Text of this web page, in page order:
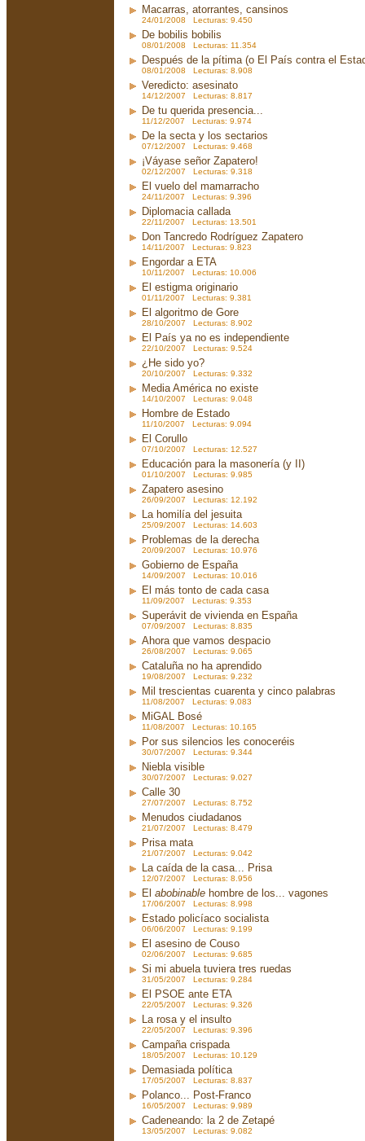
Macarras, atorrantes, cansinos
24/01/2008 Lecturas: 9.450
De bobilis bobilis
08/01/2008 Lecturas: 11.354
Después de la pítima (o El País contra el
08/01/2008 Lecturas: 8.908
Veredicto: asesinato
14/12/2007 Lecturas: 8.817
De tu querida presencia...
11/12/2007 Lecturas: 9.974
De la secta y los sectarios
07/12/2007 Lecturas: 9.468
¡Váyase señor Zapatero!
02/12/2007 Lecturas: 9.318
El vuelo del mamarracho
24/11/2007 Lecturas: 9.396
Diplomacia callada
22/11/2007 Lecturas: 13.501
Don Tancredo Rodríguez Zapatero
14/11/2007 Lecturas: 9.823
Engordar a ETA
10/11/2007 Lecturas: 10.006
El estigma originario
01/11/2007 Lecturas: 9.381
El algoritmo de Gore
28/10/2007 Lecturas: 8.902
El País ya no es independiente
22/10/2007 Lecturas: 9.524
¿He sido yo?
20/10/2007 Lecturas: 9.332
Media América no existe
14/10/2007 Lecturas: 9.048
Hombre de Estado
11/10/2007 Lecturas: 9.094
El Corullo
07/10/2007 Lecturas: 12.527
Educación para la masonería (y II)
01/10/2007 Lecturas: 9.985
Zapatero asesino
26/09/2007 Lecturas: 12.192
La homilía del jesuita
25/09/2007 Lecturas: 14.603
Problemas de la derecha
20/09/2007 Lecturas: 10.976
Gobierno de España
14/09/2007 Lecturas: 10.016
El más tonto de cada casa
11/09/2007 Lecturas: 9.353
Superávit de vivienda en España
07/09/2007 Lecturas: 8.835
Ahora que vamos despacio
26/08/2007 Lecturas: 9.065
Cataluña no ha aprendido
19/08/2007 Lecturas: 9.232
Mil trescientas cuarenta y cinco palabras
11/08/2007 Lecturas: 9.083
MiGAL Bosé
11/08/2007 Lecturas: 10.165
Por sus silencios les conoceréis
30/07/2007 Lecturas: 9.344
Niebla visible
30/07/2007 Lecturas: 9.027
Calle 30
27/07/2007 Lecturas: 8.752
Menudos ciudadanos
21/07/2007 Lecturas: 8.479
Prisa mata
21/07/2007 Lecturas: 9.042
La caída de la casa... Prisa
12/07/2007 Lecturas: 8.956
El abobinable hombre de los... vagones
17/06/2007 Lecturas: 8.998
Estado policíaco socialista
06/06/2007 Lecturas: 9.199
El asesino de Couso
02/06/2007 Lecturas: 9.685
Si mi abuela tuviera tres ruedas
31/05/2007 Lecturas: 9.284
El PSOE ante ETA
22/05/2007 Lecturas: 9.326
La rosa y el insulto
22/05/2007 Lecturas: 9.396
Campaña crispada
18/05/2007 Lecturas: 10.129
Demasiada política
17/05/2007 Lecturas: 8.837
Polanco... Post-Franco
16/05/2007 Lecturas: 9.989
Cadeneando: la 2 de Zetapé
13/05/2007 Lecturas: 9.082